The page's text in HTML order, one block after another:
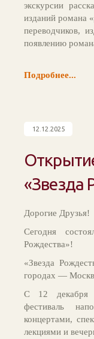
экскурсии
изданий романа
переводчиков,
появлению
Подробнее...
12.12.2025
«Звезда
Дорогие Друзья!
Сегодня
Рождества»!
«Звезда
городах —
С 12 декабря
фестиваль
концертами,
лекциями и